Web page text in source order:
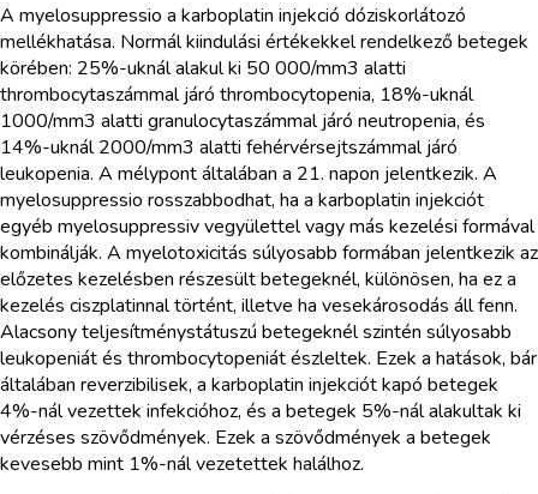
A myelosuppressio a karboplatin injekció dóziskorlátozó
mellékhatása. Normál kiindulási értékekkel rendelkező betegek
körében: 25%-uknál alakul ki 50 000/mm3 alatti
thrombocytaszámmal járó thrombocytopenia, 18%-uknál
1000/mm3 alatti granulocytaszámmal járó neutropenia, és
14%-uknál 2000/mm3 alatti fehérvérsejtszámmal járó
leukopenia. A mélypont általában a 21. napon jelentkezik. A
myelosuppressio rosszabbodhat, ha a karboplatin injekciót
egyéb myelosuppressiv vegyülettel vagy más kezelési formával
kombinálják. A myelotoxicitás súlyosabb formában jelentkezik az
előzetes kezelésben részesült betegeknél, különösen, ha ez a
kezelés ciszplatinnal történt, illetve ha vesekárosodás áll fenn.
Alacsony teljesítménystátuszú betegeknél szintén súlyosabb
leukopeniát és thrombocytopeniát észleltek. Ezek a hatások, bár
általában reverzibilisek, a karboplatin injekciót kapó betegek
4%-nál vezettek infekcióhoz, és a betegek 5%-nál alakultak ki
vérzéses szövődmények. Ezek a szövődmények a betegek
kevesebb mint 1%-nál vezetettek halálhoz.